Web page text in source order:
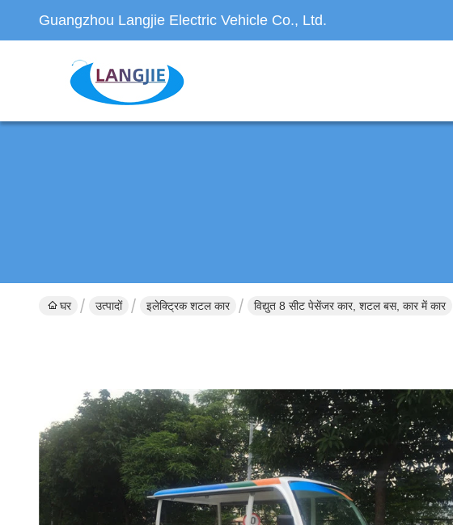
Guangzhou Langjie Electric Vehicle Co., Ltd.
घर उत्पादों इलेक्ट्रिक शटल कार विद्युत 8 सीट पेसेंजर कार, शटल बस, कार में कार